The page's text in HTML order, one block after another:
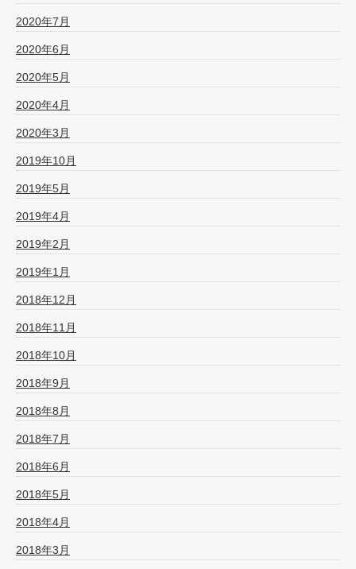
2020年7月
2020年6月
2020年5月
2020年4月
2020年3月
2019年10月
2019年5月
2019年4月
2019年2月
2019年1月
2018年12月
2018年11月
2018年10月
2018年9月
2018年8月
2018年7月
2018年6月
2018年5月
2018年4月
2018年3月